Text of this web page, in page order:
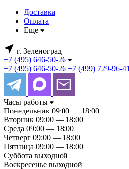
Доставка
Оплата
Еще
г. Зеленоград
+7 (495) 646-50-26
+7 (495) 646-50-26 +7 (499) 729-96-41
Часы работы
Понедельник 09:00 — 18:00
Вторник 09:00 — 18:00
Среда 09:00 — 18:00
Четверг 09:00 — 18:00
Пятница 09:00 — 18:00
Суббота выходной
Воскресенье выходной